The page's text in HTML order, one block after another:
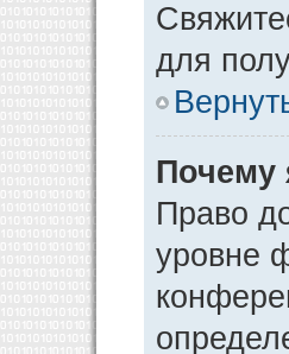
для
Почему
Право
уровне